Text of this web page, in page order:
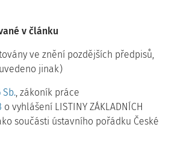
v článku
ve znění pozdějších předpisů,
jinak)
, zákoník práce
o vyhlášení LISTINY ZÁKLADNÍCH
součásti ústavního pořádku České